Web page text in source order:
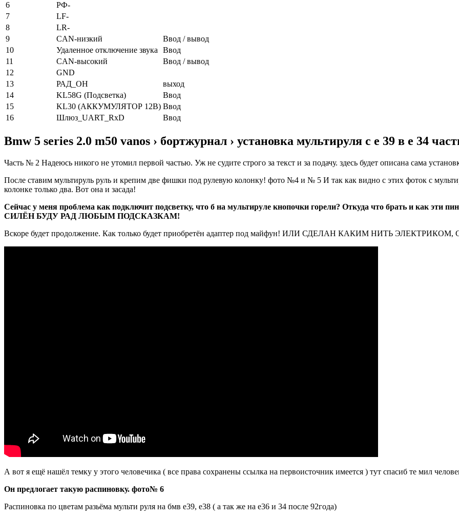
6
РФ-
7
LF-
8
LR-
9
CAN-низкий
Ввод / вывод
10
Удаленное отключение звука
Ввод
11
CAN-высокий
Ввод / вывод
12
GND
13
РАД_ОН
выход
14
KL58G (Подсветка)
Ввод
15
KL30 (АККУМУЛЯТОР 12В) Ввод
16
Шлюз_UART_RxD Ввод
Bmw 5 series 2.0 m50 vanos › бортжурнал › установка мультируля с е 39 в е 34
Часть № 2 Надеюсь никого не утомил первой частью. Уж не судите строго за текст и за подачу. здесь будет описана сама
После ставим мультируль руль и крепим две фишки под рулевую колонку! фото №4 и № 5 И так как видно с этих фоток с
колонке только два. Вот она и засада!
Сейчас у меня проблема как подключит подсветку, что б на мультируле кнопочки горели? Откуда что брать и как
СИЛЁН БУДУ РАД ЛЮБЫМ ПОДСКАЗКАМ!
Вскоре будет продолжение. Как только будет приобретён адаптер под майфун! ИЛИ СДЕЛАН КАКИМ НИТЬ ЭЛЕКТРИКОМ,
А вот я ещё нашёл темку у этого человечика ( все права сохранены ссылка на первоисточник имеется ) тут спасиб те мил
Он предлогает такую распиновку. фото№ 6
Распиновка по цветам разьёма мульти руля на бмв е39, е38 ( а так же на е36 и 34 после 92года)